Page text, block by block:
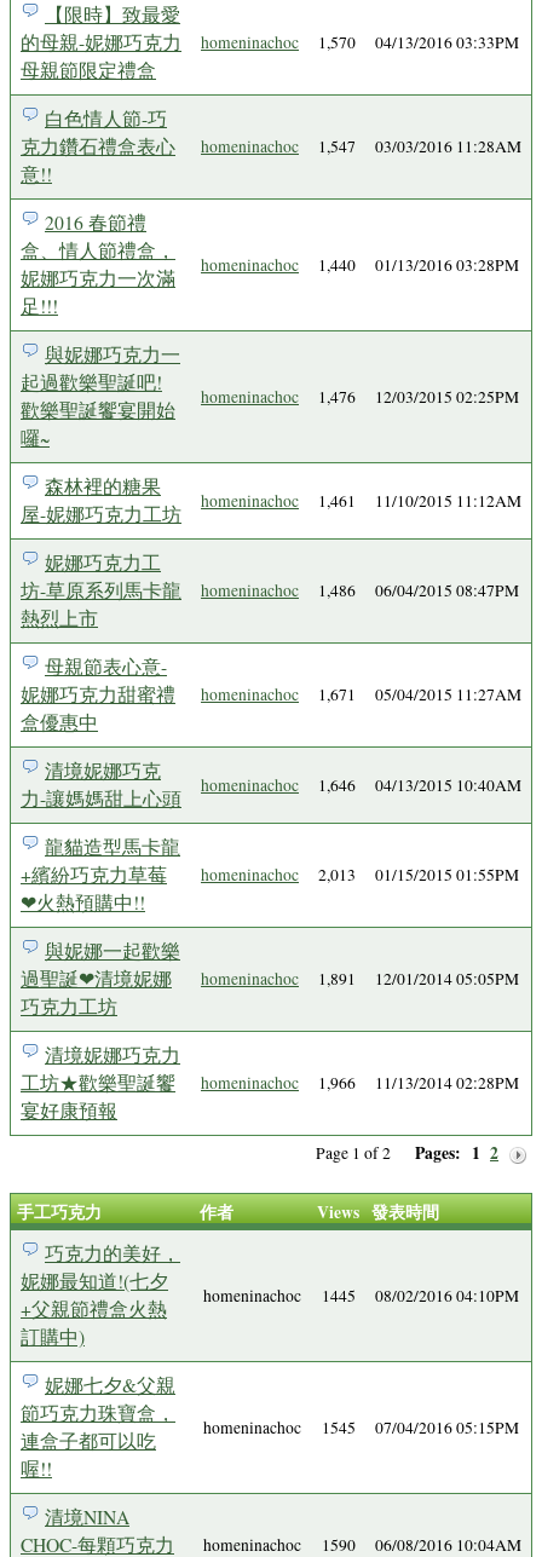
【限時】致最愛
的母親-妮娜巧克力
母親節限定禮盒
homeninachoc 1,570 04/13/2016 03:33PM
白色情人節-巧
克力鑽石禮盒表心
意!!
homeninachoc 1,547 03/03/2016 11:28AM
2016 春節禮
盒、情人節禮盒，
妮娜巧克力一次滿
足!!!
homeninachoc 1,440 01/13/2016 03:28PM
與妮娜巧克力一
起過歡樂聖誕吧!
歡樂聖誕饗宴開始
囉~
homeninachoc 1,476 12/03/2015 02:25PM
森林裡的糖果
屋-妮娜巧克力工坊
homeninachoc 1,461 11/10/2015 11:12AM
妮娜巧克力工
坊-草原系列馬卡龍
熱烈上市
homeninachoc 1,486 06/04/2015 08:47PM
母親節表心意-
妮娜巧克力甜蜜禮
盒優惠中
homeninachoc 1,671 05/04/2015 11:27AM
清境妮娜巧克
力-讓媽媽甜上心頭
homeninachoc 1,646 04/13/2015 10:40AM
龍貓造型馬卡龍
+繽紛巧克力草莓
❤火熱預購中!!
homeninachoc 2,013 01/15/2015 01:55PM
與妮娜一起歡樂
過聖誕❤清境妮娜
巧克力工坊
homeninachoc 1,891 12/01/2014 05:05PM
清境妮娜巧克力
工坊★歡樂聖誕饗
宴好康預報
homeninachoc 1,966 11/13/2014 02:28PM
Page 1 of 2 Pages: 1 2
手工巧克力 作者 Views 發表時間
巧克力的美好，
妮娜最知道!(七夕
+父親節禮盒火熱
訂購中)
homeninachoc 1445 08/02/2016 04:10PM
妮娜七夕&父親
節巧克力珠寶盒，
連盒子都可以吃
喔!!
homeninachoc 1545 07/04/2016 05:15PM
清境NINA
CHOC-每顆巧克力
homeninachoc 1590 06/08/2016 10:04AM